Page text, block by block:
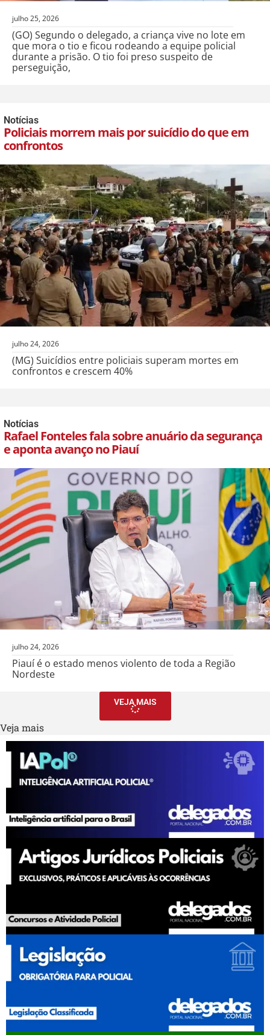
julho 25, 2026
(GO) Segundo o delegado, a criança vive no lote em
que mora o tio e ficou rodeando a equipe policial
durante a prisão. O tio foi preso suspeito de
perseguição,
Notícias
Policiais morrem mais por suicídio do que em
confrontos
julho 24, 2026
(MG) Suicídios entre policiais superam mortes em
confrontos e crescem 40%
Notícias
Rafael Fonteles fala sobre anuário da segurança
e aponta avanço no Piauí
julho 24, 2026
Piauí é o estado menos violento de toda a Região
Nordeste
VEJA MAIS
Veja mais